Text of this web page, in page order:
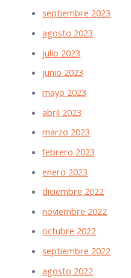
septiembre 2023
agosto 2023
julio 2023
junio 2023
mayo 2023
abril 2023
marzo 2023
febrero 2023
enero 2023
diciembre 2022
noviembre 2022
octubre 2022
septiembre 2022
agosto 2022